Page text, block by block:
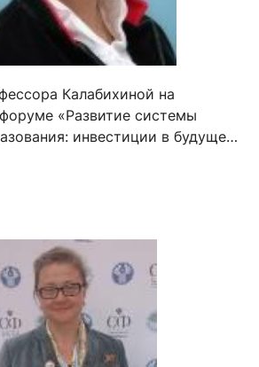
Калабихиной на
«Развитие системы
инвестиции в будущее»